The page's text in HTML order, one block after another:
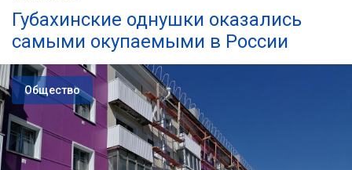
Губахинские однушки оказались
самыми окупаемыми в России
Общество